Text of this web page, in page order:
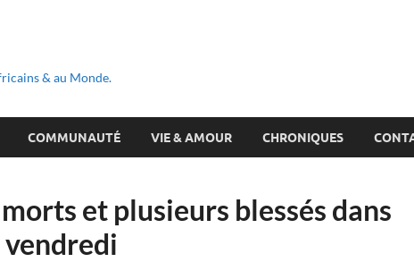
& au Monde.
COMMUNAUTÉ VIE & AMOUR CHRONIQUES
et plusieurs blessés dans
vendredi